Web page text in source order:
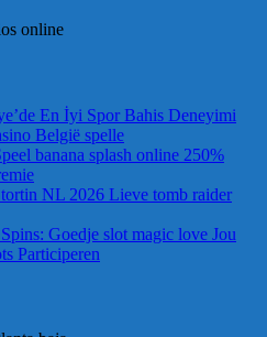
online
En İyi Spor Bahis Deneyimi
België spelle
banana splash online 250%
NL 2026 Lieve tomb raider
Goedje slot magic love Jou
Participeren